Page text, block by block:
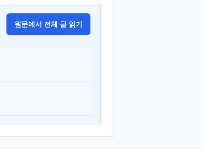
원문에서 전체 글 읽기